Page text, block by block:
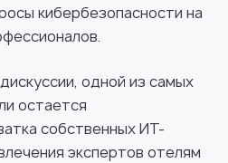
кибербезопасности на
одной из самых
остается
собственных ИТ-
экспертов отелям